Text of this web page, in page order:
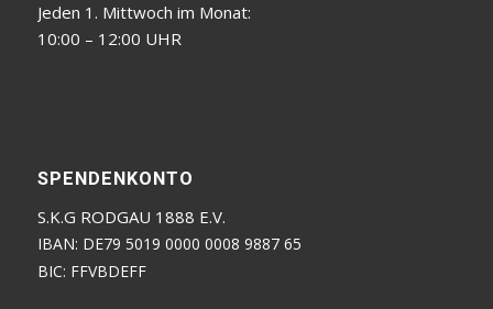
Jeden 1. Mittwoch im Monat:
10:00 – 12:00 UHR
SPENDENKONTO
S.K.G RODGAU 1888 E.V.
IBAN: DE79 5019 0000 0008 9887 65
BIC: FFVBDEFF